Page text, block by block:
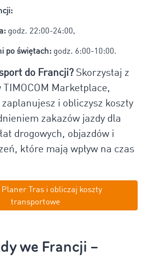
godz. 22:00-24:00,
po świętach: godz. 6:00-10:00.
do Francji?Skorzystaj z
Marketplace,
i obliczysz koszty
zakazów jazdy dla
drogowych, objazdów i
które mają wpływ na czas
Planer Tras i obliczaj koszty
transportowe
we Francji –